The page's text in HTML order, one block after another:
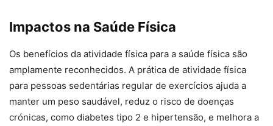
Impactos na Saúde Física
Os benefícios da atividade física para a saúde física são
amplamente reconhecidos. A prática de atividade física
para pessoas sedentárias regular de exercícios ajuda a
manter um peso saudável, reduz o risco de doenças
crónicas, como diabetes tipo 2 e hipertensão, e melhora a